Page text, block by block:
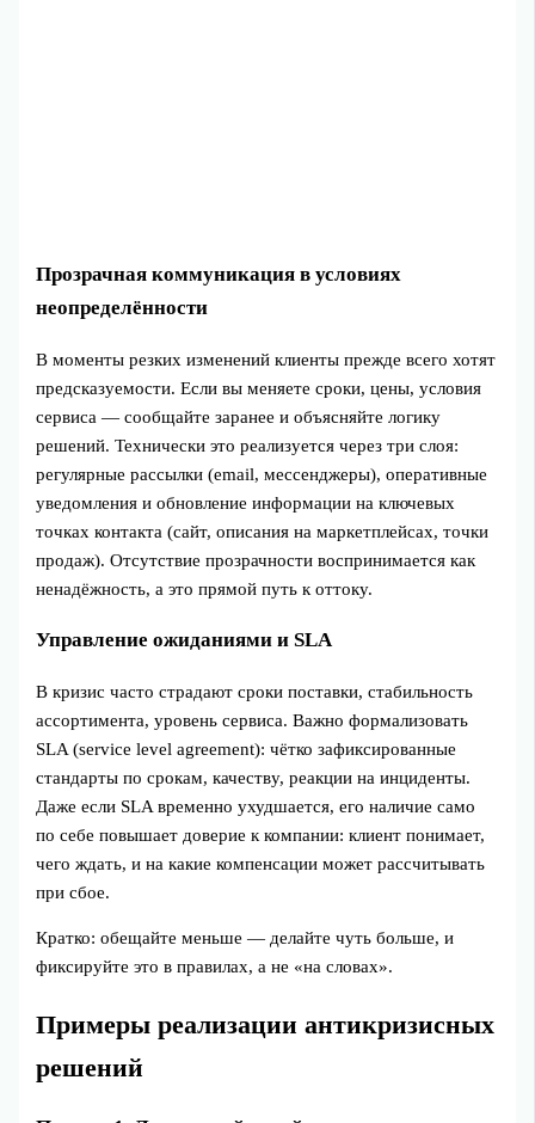
Прозрачная коммуникация в условиях
неопределённости
В моменты резких изменений клиенты прежде всего хотят
предсказуемости. Если вы меняете сроки, цены, условия
сервиса — сообщайте заранее и объясняйте логику
решений. Технически это реализуется через три слоя:
регулярные рассылки (email, мессенджеры), оперативные
уведомления и обновление информации на ключевых
точках контакта (сайт, описания на маркетплейсах, точки
продаж). Отсутствие прозрачности воспринимается как
ненадёжность, а это прямой путь к оттоку.
Управление ожиданиями и SLA
В кризис часто страдают сроки поставки, стабильность
ассортимента, уровень сервиса. Важно формализовать
SLA (service level agreement): чётко зафиксированные
стандарты по срокам, качеству, реакции на инциденты.
Даже если SLA временно ухудшается, его наличие само
по себе повышает доверие к компании: клиент понимает,
чего ждать, и на какие компенсации может рассчитывать
при сбое.
Кратко: обещайте меньше — делайте чуть больше, и
фиксируйте это в правилах, а не «на словах».
Примеры реализации антикризисных
решений